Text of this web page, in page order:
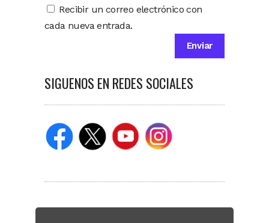
Recibir un correo electrónico con
cada nueva entrada.
SIGUENOS EN REDES SOCIALES